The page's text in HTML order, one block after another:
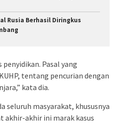
Rusia Berhasil Diringkus
Pasal yang
tentang pencurian dengan
kata dia.
seluruh masyarakat, khususnya
akhir-akhir ini marak kasus